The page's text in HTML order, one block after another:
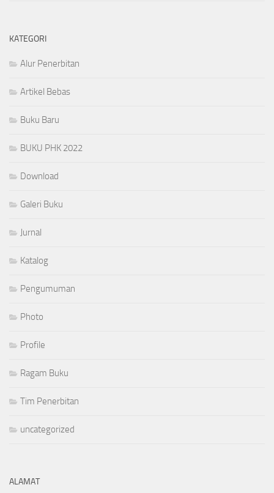
KATEGORI
Alur Penerbitan
Artikel Bebas
Buku Baru
BUKU PHK 2022
Download
Galeri Buku
Jurnal
Katalog
Pengumuman
Photo
Profile
Ragam Buku
Tim Penerbitan
uncategorized
ALAMAT